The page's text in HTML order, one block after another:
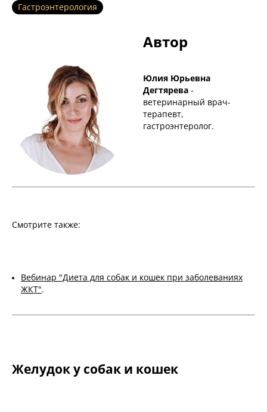
Гастроэнтерология
Автор
Юлия Юрьевна
Дегтярева -
ветеринарный врач-
терапевт,
гастроэнтеролог.
Смотрите также:
Вебинар "Диета для собак и кошек при заболеваниях
ЖКТ".
Желудок у собак и кошек